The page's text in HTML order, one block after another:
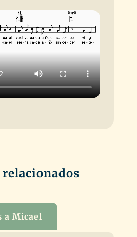
a Micael